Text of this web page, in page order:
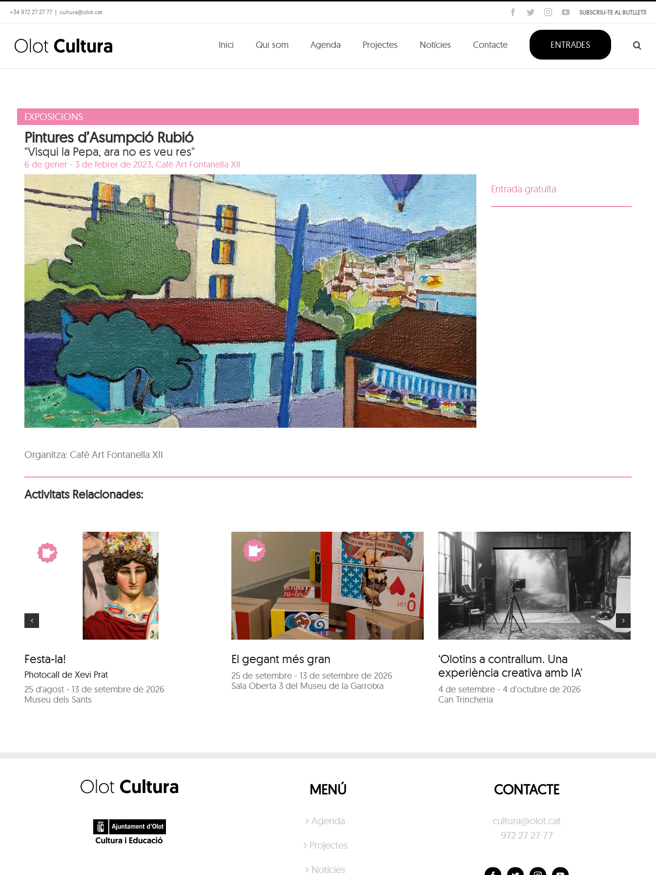
Skip
to
content
+34 972 27 27 77 | cultura@olot.cat SUBSCRIU-TE AL BUTLLETÍ!
Facebook
TwitterInstagramYouTube
Inici Qui som Agenda Projectes Notícies Contacte ENTRADES
EXPOSICIONS
Pintures d’Asumpció Rubió
"Visqui la Pepa, ara no es veu res"
6 de gener - 3 de febrer de 2023, Cafè Art Fontanella XII
Organitza: Cafè Art Fontanella XII
Entrada gratuïta
Activitats Relacionades:
Festa-la!
Photocall de Xevi Prat
25 d'agost - 13 de setembre de 2026
Museu dels Sants
El gegant més gran
El gegant més gran
25 de setembre - 13 de setembre de 2026
Sala Oberta 3 del Museu de la Garrotxa
‘Olotins a contrallum. Una
experiència creativa amb
IA’
‘Olotins a contrallum. Una
experiència creativa amb IA’
4 de setembre - 4 d'octubre de 2026
Can Trincheria
“De la casa a la plaça:
nous paisatges de
l’arquitectura garrotxina”
MENÚ
Agenda
Projectes
Notícies
CONTACTE
cultura@olot.cat
972 27 27 77